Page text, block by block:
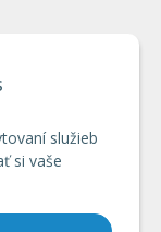
služieb
si vaše